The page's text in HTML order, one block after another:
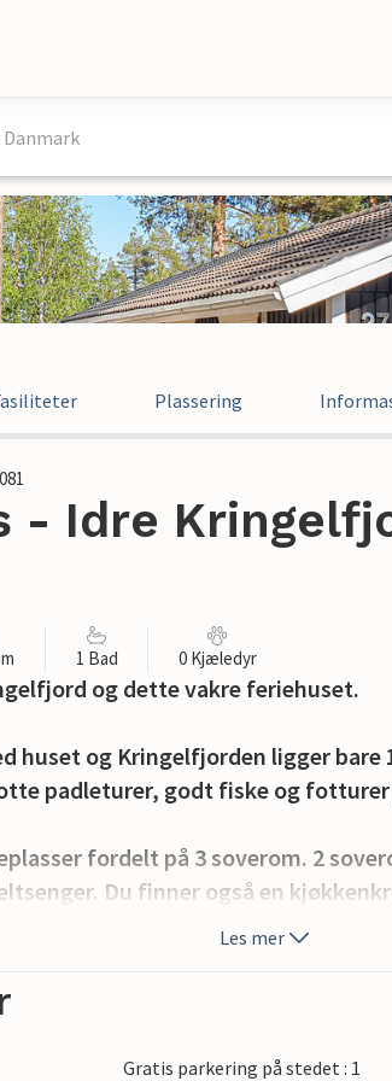
Plassering
- Idre
1 Bad 0 Kjæledyr
og dette vakre feriehuset.
huset og Kringelfjorden ligger bare
padleturer, godt fiske og fotturer
fordelt på 3 soverom. 2
Du finner også en
med dusj og toalett og en fin terrasse
å besøke, for eksempel Fulufjället
Les mer
Gratis parkering på stedet : 1